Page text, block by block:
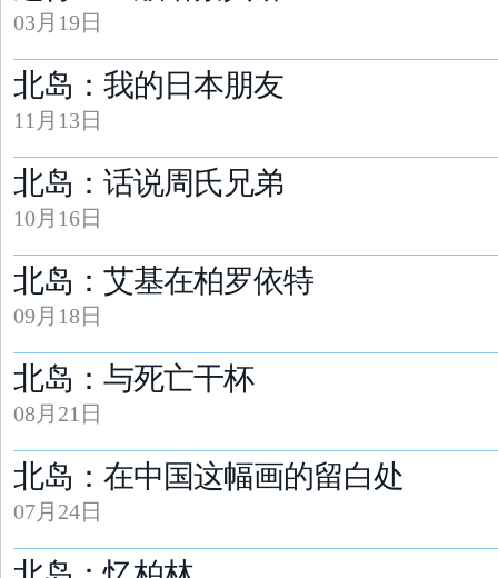
03月19日
北岛：我的日本朋友
11月13日
北岛：话说周氏兄弟
10月16日
北岛：艾基在柏罗依特
09月18日
北岛：与死亡干杯
08月21日
北岛：在中国这幅画的留白处
07月24日